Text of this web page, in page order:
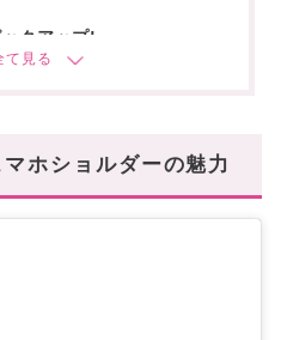
クアップ!
ド)
ーペイ)
ホショルダーの魅力